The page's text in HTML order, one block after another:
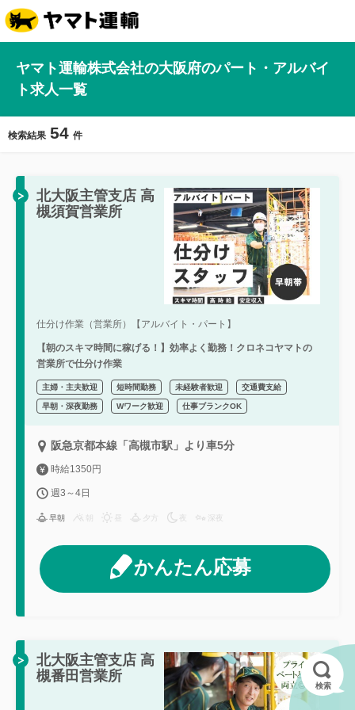
ヤマト運輸株式会社の大阪府のパート・アルバイ
ト求人一覧
検索結果 54 件
北大阪主管支店 高
槻須賀営業所
仕分け作業（営業所）【アルバイト・パート】
【朝のスキマ時間に稼げる！】効率よく勤務！クロネコヤマトの
営業所で仕分け作業
主婦・主夫歓迎 短時間勤務 未経験者歓迎 交通費支給
早朝・深夜勤務 Wワーク歓迎 仕事ブランクOK
阪急京都本線「高槻市駅」より車5分
時給1350円
週3～4日
早朝 夕方 夜 深夜
かんたん応募
北大阪主管支店 高
槻番田営業所
検索